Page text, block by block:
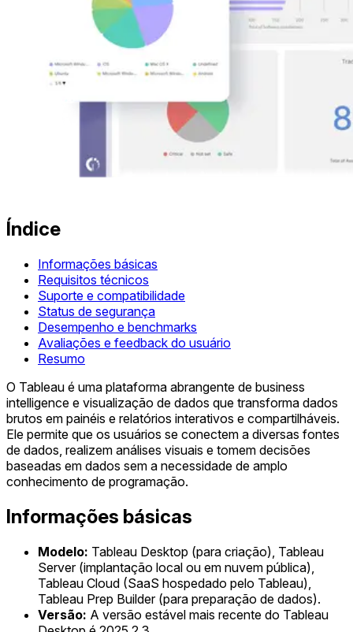
Índice
Informações básicas
Requisitos técnicos
Suporte e compatibilidade
Status de segurança
Desempenho e benchmarks
Avaliações e feedback do usuário
Resumo
O Tableau é uma plataforma abrangente de business
intelligence e visualização de dados que transforma dados
brutos em painéis e relatórios interativos e compartilháveis.
Ele permite que os usuários se conectem a diversas fontes
de dados, realizem análises visuais e tomem decisões
baseadas em dados sem a necessidade de amplo
conhecimento de programação.
Informações básicas
Modelo: Tableau Desktop (para criação), Tableau
Server (implantação local ou em nuvem pública),
Tableau Cloud (SaaS hospedado pelo Tableau),
Tableau Prep Builder (para preparação de dados).
Versão: A versão estável mais recente do Tableau